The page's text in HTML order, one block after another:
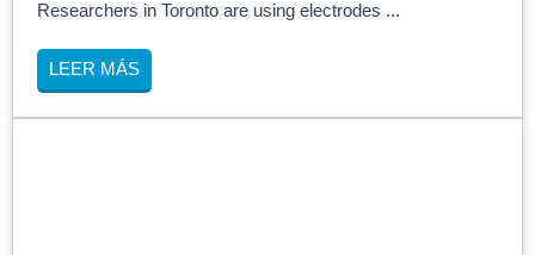
Researchers in Toronto are using electrodes ...
LEER MÁS